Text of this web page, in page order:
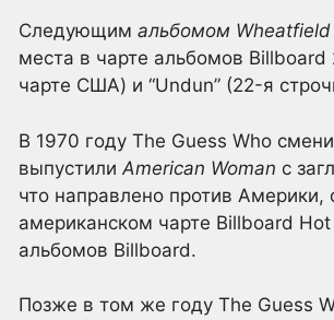
Следующим альбомом Wheatfield
места в чарте альбомов
чарте США) и “Undun” (22-я
В 1970 году The Guess Who
выпустили American Woman с
что направлено против
американском чарте Billboard
альбомов Billboard.
Позже в том же году The Guess